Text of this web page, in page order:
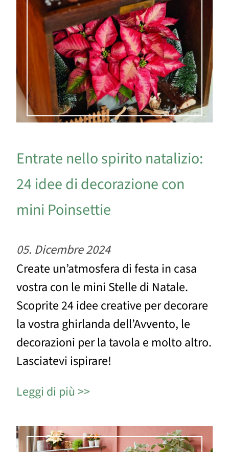
Entrate nello spirito natalizio:
24 idee di decorazione con
mini Poinsettie
05. Dicembre 2024
Create un’atmosfera di festa in casa
vostra con le mini Stelle di Natale.
Scoprite 24 idee creative per decorare
la vostra ghirlanda dell’Avvento, le
decorazioni per la tavola e molto altro.
Lasciatevi ispirare!
Leggi di più